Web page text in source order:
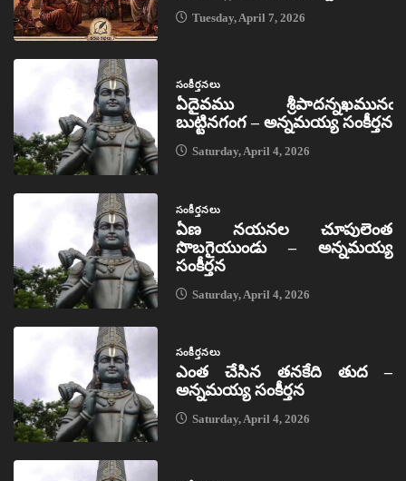
Tuesday, April 7, 2026
సంకీర్తనలు
ఏదైవము శ్రీపాదన్నఖమునఁ
బుట్టినగంగ – అన్నమయ్య సంకీర్తన
Saturday, April 4, 2026
సంకీర్తనలు
ఏణ నయనల చూపులెంత
సొబగైయుండు – అన్నమయ్య
సంకీర్తన
Saturday, April 4, 2026
సంకీర్తనలు
ఎంత చేసిన తనకేది తుద –
అన్నమయ్య సంకీర్తన
Saturday, April 4, 2026